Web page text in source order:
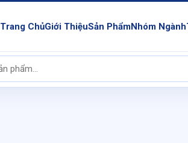
Trang ChủGiới ThiệuSản PhẩmNhóm Ngành